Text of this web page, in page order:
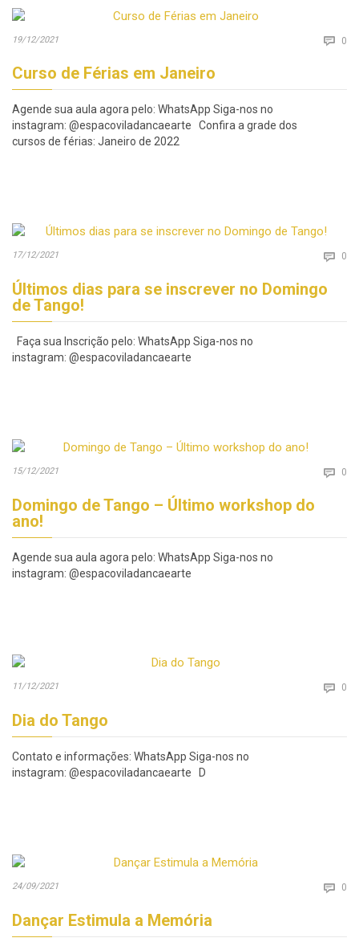
19/12/2021  0
Curso de Férias em Janeiro
Agende sua aula agora pelo: WhatsApp Siga-nos no
instagram: @espacoviladancaearte Confira a grade dos
cursos de férias: Janeiro de 2022
17/12/2021  0
Últimos dias para se inscrever no Domingo
de Tango!
Faça sua Inscrição pelo: WhatsApp Siga-nos no
instagram: @espacoviladancaearte
15/12/2021  0
Domingo de Tango – Último workshop do
ano!
Agende sua aula agora pelo: WhatsApp Siga-nos no
instagram: @espacoviladancaearte
11/12/2021  0
Dia do Tango
Contato e informações: WhatsApp Siga-nos no
instagram: @espacoviladancaearte D
24/09/2021  0
Dançar Estimula a Memória